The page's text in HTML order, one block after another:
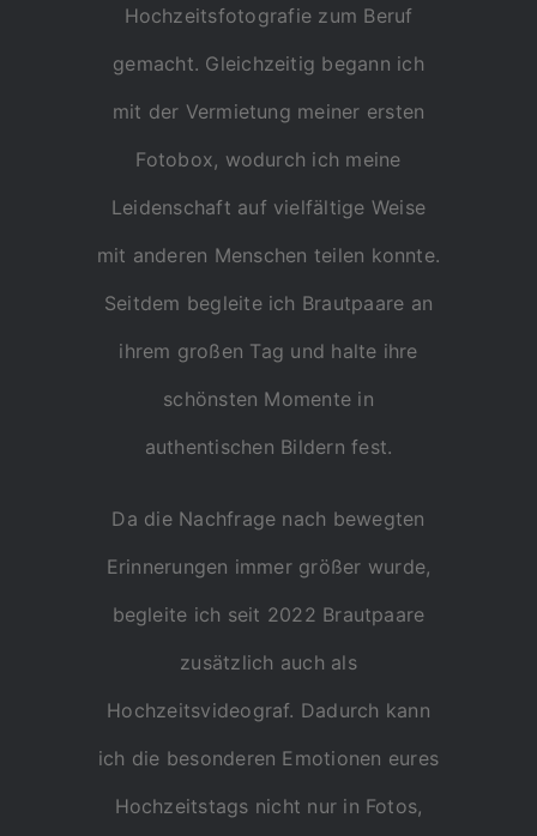
Hochzeitsfotografie zum Beruf
gemacht. Gleichzeitig begann ich
mit der Vermietung meiner ersten
Fotobox, wodurch ich meine
Leidenschaft auf vielfältige Weise
mit anderen Menschen teilen konnte.
Seitdem begleite ich Brautpaare an
ihrem großen Tag und halte ihre
schönsten Momente in
authentischen Bildern fest.
Da die Nachfrage nach bewegten
Erinnerungen immer größer wurde,
begleite ich seit 2022 Brautpaare
zusätzlich auch als
Hochzeitsvideograf. Dadurch kann
ich die besonderen Emotionen eures
Hochzeitstags nicht nur in Fotos,